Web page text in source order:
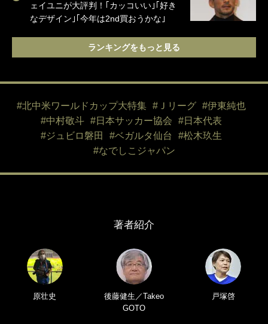
ェイユニが大評判！｢カッコいい｣｢好き
なデザイン｣｢今年は2nd買おうかな｣
ランキングをもっと見る
#北中米ワールドカップ大特集 #Ｊリーグ
#伊東純也
#中村敬斗
#日本サッカー協会
#日本代表
#ジュビロ磐田
#ベガルタ仙台
#松木玖生
#なでしこジャパン
著者紹介
原壮史
後藤健生／Takeo
GOTO
戸塚啓